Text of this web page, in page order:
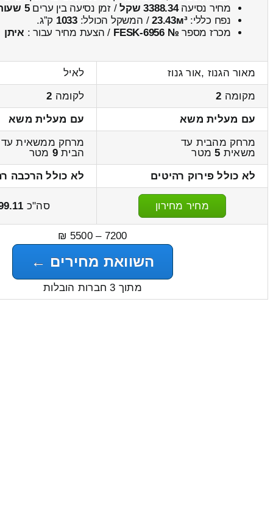
מחיר נסיעה3388.34 שקל / זמן נסיעה בין ערים5 שעות , 17 דקות
נפח כללי:23.43м³/ המשקל הכולל:1033 ק”ג.
מכרז מספר № FESK-6956 / הצעת מחיר עבור : איתן
מאור הגנוז ,אור גנוז
לאיל
מקומה 2 לקומה 2
עם מעלית משא
עם מעלית משא
מרחק מהבית עד
משאית 5מטר
מרחק ממשאית עד
הבית9 מטר
לא כולל פירוק רהיטים
לא כולל הרכבה
מחיר מחירון סה"כ
7200 – 5500 ₪
השוואת מחירים ←
מתוך 3 חברות הובלות